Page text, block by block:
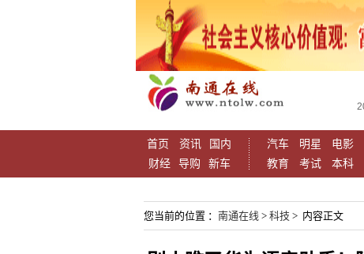
首页 资讯
国内
财经
导购 新车
汽车 明星
电影
教育
考试 本科
您当前的位置 ： 南通在线 > 科技 > 内容正文